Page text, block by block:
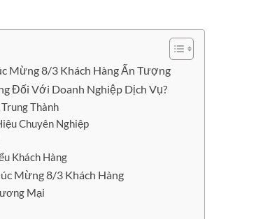
Mừng 8/3 Khách Hàng Ấn Tượng
Đối Với Doanh Nghiệp Dịch Vụ?
Thành
Chuyên Nghiệp
Khách Hàng
Mừng 8/3 Khách Hàng
Mại